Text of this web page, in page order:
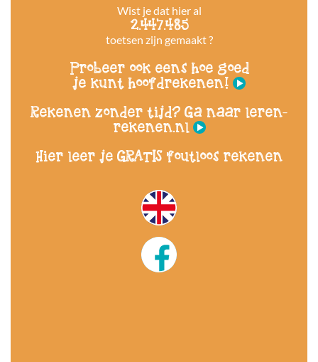
Wist je dat hier al
2.447.485
toetsen zijn gemaakt ?
Probeer ook eens hoe goed
je kunt hoofdrekenen!
Rekenen zonder tijd? Ga naar leren-
rekenen.nl
Hier leer je GRATIS foutloos rekenen